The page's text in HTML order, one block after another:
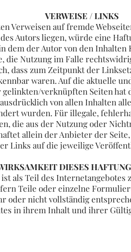
VERWEISE / LINKS
Verweisen auf fremde
Autors liegen, würde eine
dem der Autor von den Inhalten
die Nutzung im Falle
dass zum Zeitpunkt der
waren. Auf die aktuelle
verknüpften Seiten hat
von allen Inhalten
wurden. Für illegale,
die aus der Nutzung oder
allein der Anbieter der
Links auf die jeweilige
DIESES
als Teil des Internetangebotes
Teile oder einzelne
oder nicht vollständig
in ihrem Inhalt und ihrer